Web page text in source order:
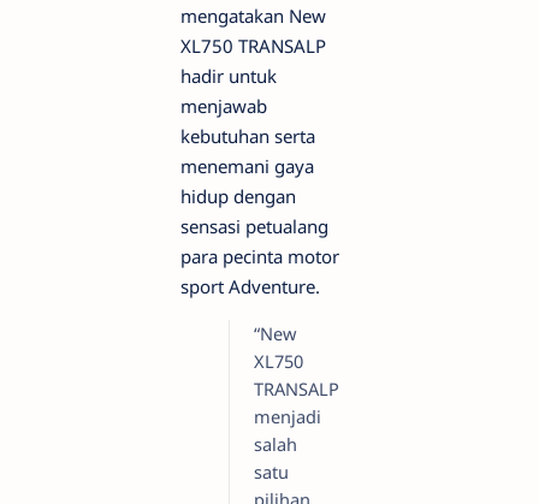
mengatakan New
XL750 TRANSALP
hadir untuk
menjawab
kebutuhan serta
menemani gaya
hidup dengan
sensasi petualang
para pecinta motor
sport Adventure.
“New
XL750
TRANSALP
menjadi
salah
satu